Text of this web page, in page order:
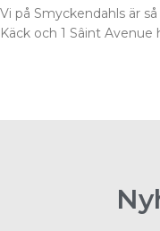
Vi på Smyckendahls är
Käck och 1 Sâint Avenue